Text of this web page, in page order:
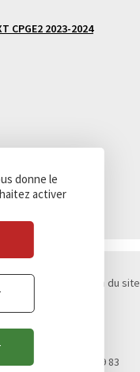
CPGE2 2023-2024
Plan du site
scolaire : 02 99 28 19 83
donne le
activer